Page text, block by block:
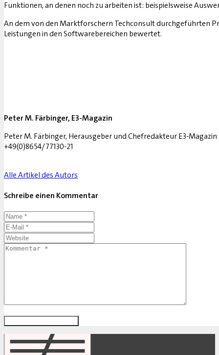
Funktionen, an denen noch zu arbeiten ist: beispielsweise
An dem von den Marktforschern Techconsult durchgeführten
Leistungen in den Softwarebereichen bewertet.
Peter M. Färbinger, E3-Magazin
Peter M. Färbinger, Herausgeber und Chefredakteur E3-
+49(0)8654/77130-21
Alle Artikel des Autors
Schreibe einen Kommentar